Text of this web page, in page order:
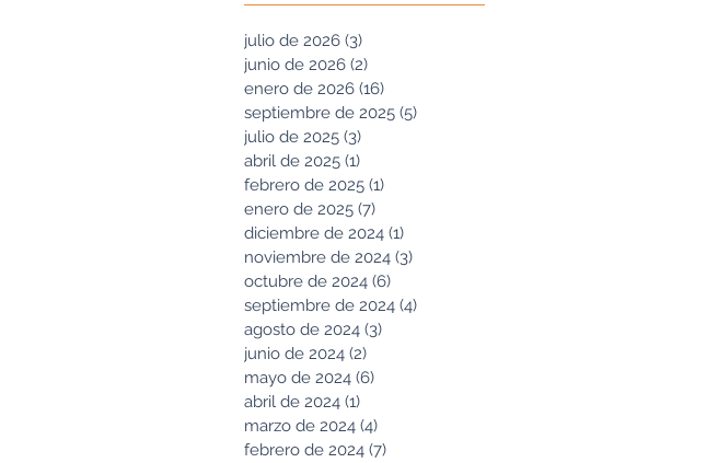
julio de 2026 (3)
junio de 2026 (2)
enero de 2026 (16)
septiembre de 2025 (5)
julio de 2025 (3)
abril de 2025 (1)
febrero de 2025 (1)
enero de 2025 (7)
diciembre de 2024 (1)
noviembre de 2024 (3)
octubre de 2024 (6)
septiembre de 2024 (4)
agosto de 2024 (3)
junio de 2024 (2)
mayo de 2024 (6)
abril de 2024 (1)
marzo de 2024 (4)
febrero de 2024 (7)